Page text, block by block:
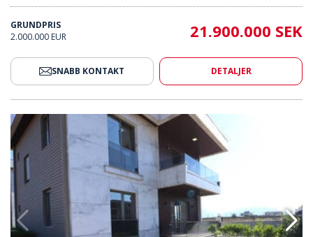
GRUNDPRIS
2.000.000 EUR
21.900.000 SEK
SNABB KONTAKT DETALJER
Pool I Dosemealti Antalya 2 Lyxig Fristående Villa Med